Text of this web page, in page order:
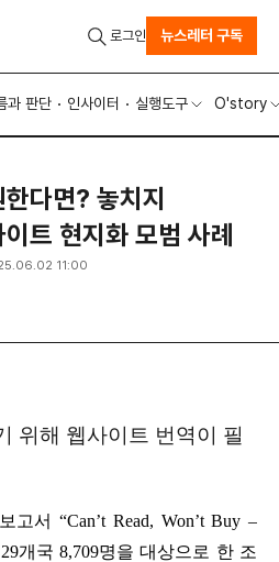
과 판단 인사이터 실행도구 O'story
로그인 뉴스레터 구독
다면? 놓치지
트 현지화 모범 사례
11:00
위해 웹사이트 번역이 필
고서 “Can’t Read, Won’t Buy –
개국 8,709명을 대상으로 한 조